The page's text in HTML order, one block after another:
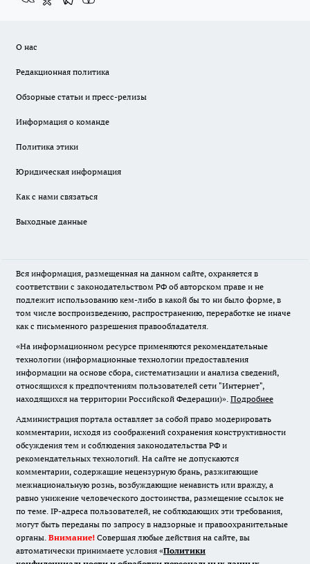
О нас
Редакционная политика
Обзорные статьи и пресс-релизы
Информация о команде
Политика этики
Юридическая информация
Как с нами связаться
Выходные данные
Вся информация, размещенная на данном сайте, охраняется в
соответствии с законодательством РФ об авторском праве и не
подлежит использованию кем-либо в какой бы то ни было форме, в
том числе воспроизведению, распространению, переработке не иначе
как с письменного разрешения правообладателя.
«На информационном ресурсе применяются рекомендательные
технологии (информационные технологии предоставления
информации на основе сбора, систематизации и анализа сведений,
относящихся к предпочтениям пользователей сети "Интернет",
находящихся на территории Российской Федерации)». Подробнее
Администрация портала оставляет за собой право модерировать
комментарии, исходя из соображений сохранения конструктивности
обсуждения тем и соблюдения законодательства РФ и
рекомендательных технологий. На сайте не допускаются
комментарии, содержащие нецензурную брань, разжигающие
межнациональную рознь, возбуждающие ненависть или вражду, а
равно унижение человеческого достоинства, размещение ссылок не
по теме. IP-адреса пользователей, не соблюдающих эти требования,
могут быть переданы по запросу в надзорные и правоохранительные
органы. Внимание! Совершая любые действия на сайте, вы
автоматически принимаете условия «Политики